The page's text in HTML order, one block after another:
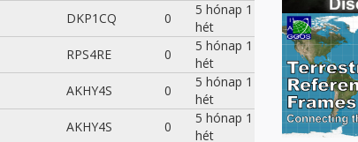
DKP1CQ 0
5 hónap 1
hét
RPS4RE 0
5 hónap 1
hét
AKHY4S 0
5 hónap 1
hét
AKHY4S 0
5 hónap 1
hét